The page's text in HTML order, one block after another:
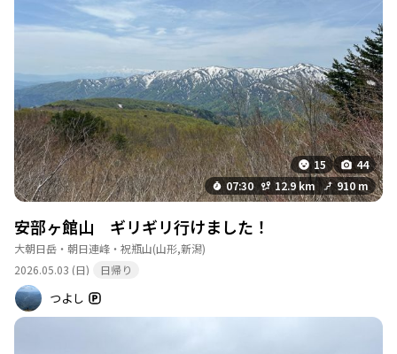
15
44
07:30
12.9 km 910 m
安部ヶ館山 ギリギリ行けました！
大朝日岳・朝日連峰・祝瓶山(山形,新潟)
2026.05.03 (日)
日帰り
つよし